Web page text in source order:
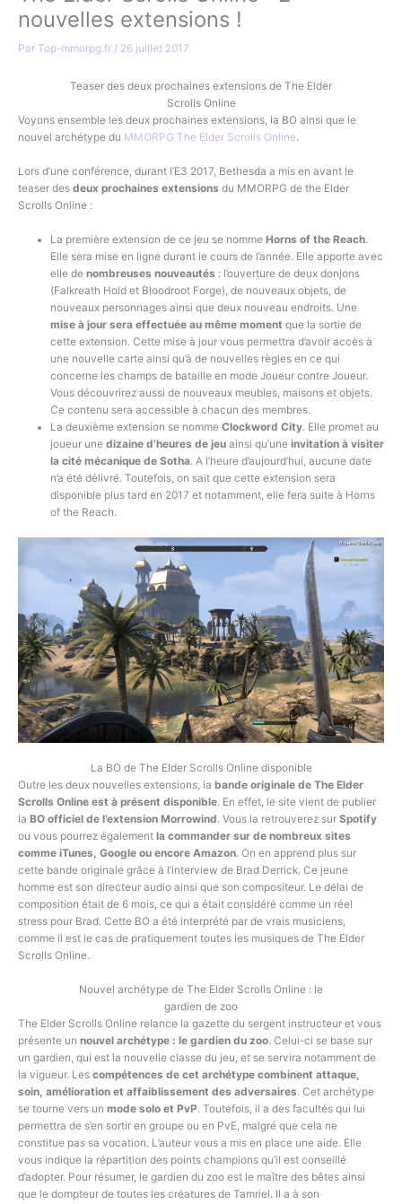
nouvelles extensions !
Par Top-mmorpg.fr / 26 juillet 2017
Teaser des deux prochaines extensions de The Elder
Scrolls Online
Voyons ensemble les deux prochaines extensions, la BO ainsi que le
nouvel archétype du MMORPG The Elder Scrolls Online.
Lors d’une conférence, durant l’E3 2017, Bethesda a mis en avant le
teaser des deux prochaines extensions du MMORPG de the Elder
Scrolls Online :
La première extension de ce jeu se nomme Horns of the Reach.
Elle sera mise en ligne durant le cours de l’année. Elle apporte avec
elle denombreuses nouveautés : l’ouverture de deux donjons
(Falkreath Hold et Bloodroot Forge), de nouveaux objets, de
nouveaux personnages ainsi que deux nouveau endroits. Une
mise à jour sera effectuée au même moment que la sortie de
cette extension. Cette mise à jour vous permettra d’avoir accès à
une nouvelle carte ainsi qu’à de nouvelles règles en ce qui
concerne les champs de bataille en mode Joueur contre Joueur.
Vous découvrirez aussi de nouveaux meubles, maisons et objets.
Ce contenu sera accessible à chacun des membres.
La deuxième extension se nommeClockword City. Elle promet au
joueur une dizaine d’heures de jeuainsi qu’une invitation à visiter
la cité mécanique de Sotha. A l’heure d’aujourd’hui, aucune date
n’a été délivré. Toutefois, on sait que cette extension sera
disponible plus tard en 2017 et notamment, elle fera suite à Horns
of the Reach.
La BO de The Elder Scrolls Online disponible
Outre les deux nouvelles extensions, la bande originale de The Elder
Scrolls Online est à présent disponible. En effet, le site vient de publier
la BO officiel de l’extension Morrowind. Vous la retrouverez sur Spotify
ou vous pourrez également la commander sur de nombreux sites
comme iTunes, Google ou encore Amazon. On en apprend plus sur
cette bande originale grâce à l’interview de Brad Derrick. Ce jeune
homme est son directeur audio ainsi que son compositeur. Le délai de
composition était de 6 mois, ce qui a était considéré comme un réel
stress pour Brad. Cette BO a été interprété par de vrais musiciens,
comme il est le cas de pratiquement toutes les musiques de The Elder
Scrolls Online.
Nouvel archétype de The Elder Scrolls Online : le
gardien de zoo
The Elder Scrolls Online relance la gazette du sergent instructeur et vous
présente un nouvel archétype : le gardien du zoo. Celui-ci se base sur
un gardien, qui est la nouvelle classe du jeu, et se servira notamment de
la vigueur. Les compétences de cet archétype combinent attaque,
soin, amélioration et affaiblissement des adversaires. Cet archétype
se tourne vers un mode solo et PvP. Toutefois, il a des facultés qui lui
permettra de s’en sortir en groupe ou en PvE, malgré que cela ne
constitue pas sa vocation. L’auteur vous a mis en place une aide. Elle
vous indique la répartition des points champions qu’il est conseillé
d’adopter. Pour résumer, le gardien du zoo est le maître des bêtes ainsi
que le dompteur de toutes les créatures de Tamriel. Il a à son